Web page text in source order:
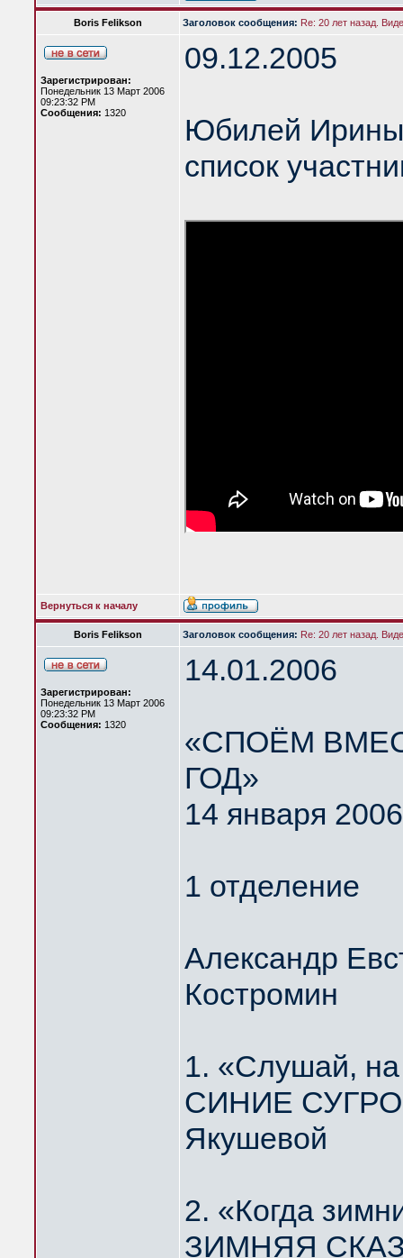
Boris Felikson Заголовок сообщения: Re: 20 лет назад.
Зарегистрирован:
Понедельник 13 Март 2006
09:23:32 PM
Сообщения: 1320
09.12.2005
Юбилей
список
Вернуться к началу
Boris Felikson Заголовок сообщения: Re: 20 лет назад.
Зарегистрирован:
Понедельник 13 Март 2006
09:23:32 PM
Сообщения: 1320
14.01.2006
«СПОЁМ
ГОД»
14 января
1 отделение
Александр
Костромин
1. «Слушай,
СИНИЕ
Якушевой
2. «Когда
ЗИМНЯЯ